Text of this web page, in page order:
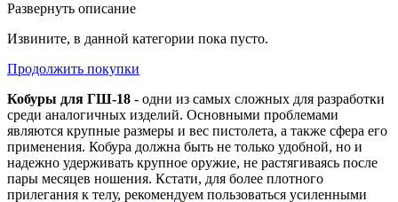
Развернуть описание
Извините, в данной категории пока пусто.
Продолжить покупки
Кобуры для ГШ-18 - одни из самых сложных для разработки
среди аналогичных изделий. Основными проблемами
являются крупные размеры и вес пистолета, а также сфера его
применения. Кобура должна быть не только удобной, но и
надежно удерживать крупное оружие, не растягиваясь после
пары месяцев ношения. Кстати, для более плотного
прилегания к телу, рекомендуем пользоваться усиленными